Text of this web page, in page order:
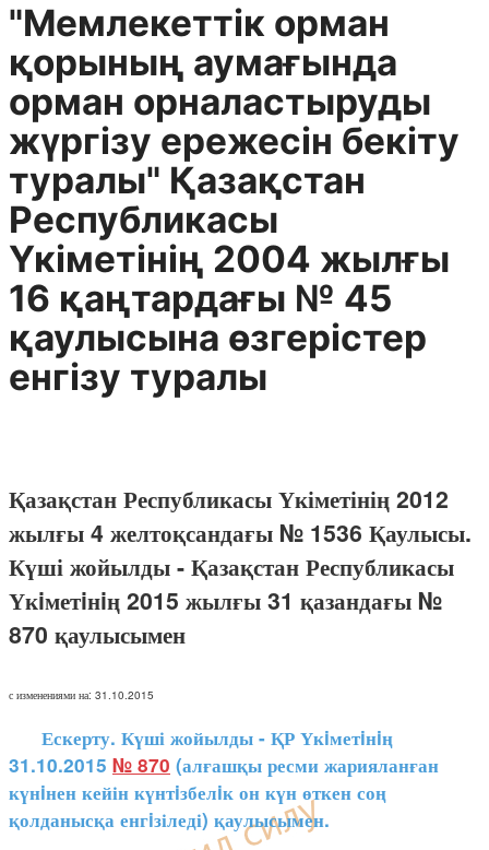
"Мемлекеттiк орман
қорының аумағында
орман орналастыруды
жүргізу ережесін бекiту
туралы" Қазақстан
Республикасы
Үкіметінің 2004 жылғы
16 қаңтардағы № 45
қаулысына өзгерістер
енгізу туралы
Қазақстан Республикасы Үкіметінің 2012
жылғы 4 желтоқсандағы № 1536 Қаулысы.
Күші жойылды - Қазақстан Республикасы
Үкiметiнiң 2015 жылғы 31 қазандағы №
870 қаулысымен
с изменениями на: 31.10.2015
Ескерту. Күші жойылды - ҚР Үкiметiнiң
31.10.2015 № 870 (алғашқы ресми жарияланған
күнiнен кейін күнтiзбелiк он күн өткен соң
қолданысқа енгiзіледі) қаулысымен.